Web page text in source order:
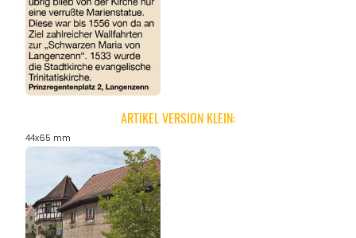
REISEFÜHRER
ARTIKEL VERSION KLEIN:
44x65 mm